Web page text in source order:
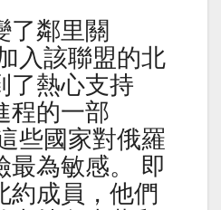
了鄰里關
入該聯盟的北
了熱心支持
程的一部
些國家對俄羅
最為敏感。 即
約成員，他們